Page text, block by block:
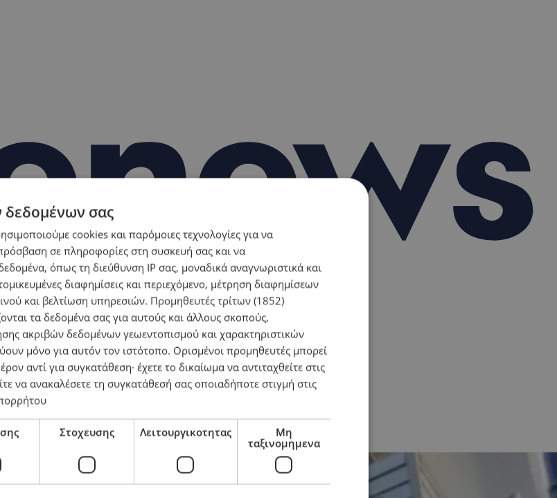
2 Απριλίου η διαδικασία παραπομπής
σας
cookies και παρόμοιες τεχνολογίες για να
σε πληροφορίες στη συσκευή σας και να
όπως τη διεύθυνση IP σας, μοναδικά αναγνωριστικά και
διαφημίσεις και περιεχόμενο, μέτρηση διαφημίσεων
και βελτίωση υπηρεσιών. Προμηθευτές τρίτων (1852)
τα δεδομένα σας για αυτούς και άλλους σκοπούς,
ακριβών δεδομένων γεωεντοπισμού και χαρακτηριστικών
μόνο για αυτόν τον ιστότοπο. Ορισμένοι προμηθευτές μπορεί
αντί για συγκατάθεση· έχετε το δικαίωμα να αντιταχθείτε στις
να ανακαλέσετε τη συγκατάθεσή σας οποιαδήποτε στιγμή στις
Στοχευσης Λειτουργικοτητας
Μη
ταξινομημενα